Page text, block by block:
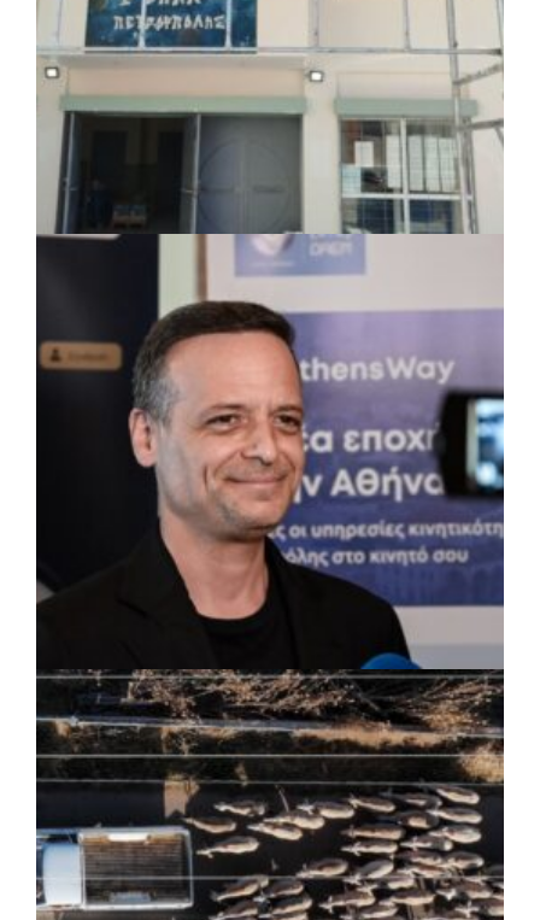
ΤΟΠΙΚΗ ΑΥΤΟΔΙΟΙΚΗΣΗ 07/08/2026 · 17:45
Δήμος Πετρούπολης: Εργασίες
συντήρησης σε σχολεία και αθλητικές
εγκαταστάσεις
ΡΕΠΟΡΤΑΖ | 07/08/2026 · 17:27
Ο Δούκας για έργα, καθαριότητα και τη
μάχη των επόμενων εκλογών: «Η καλύτερη
μου να κατέβει ο Μπακογιάννης»